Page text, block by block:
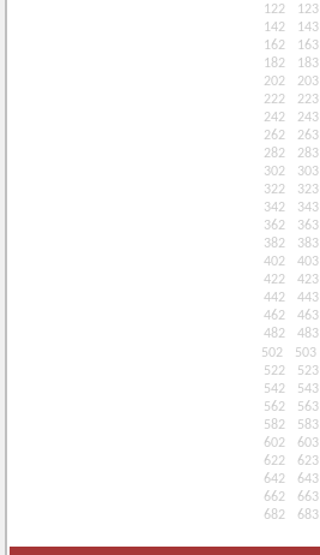
122
123
142
143
162
163
182
183
202
203
222
223
242
243
262
263
282
283
302
303
322
323
342
343
362
363
382
383
402
403
422
423
442
443
462
463
482
483
502
503
522
523
542
543
562
563
582
583
602
603
622
623
642
643
662
663
682
683